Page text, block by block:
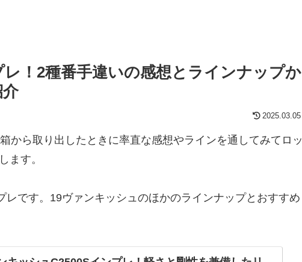
！2種番手違いの感想とラインナップか
2025.03.05
から取り出したときに率直な感想やラインを通してみてロッ
ます。
レです。19ヴァンキッシュのほかのラインナップとおすすめ